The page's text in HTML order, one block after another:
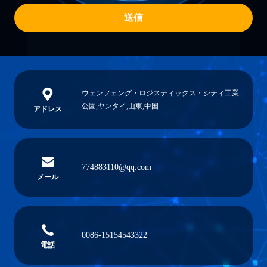
送信
アドレス
ウェンフェング・ロジスティックス・シティ工業
公園,ヤンタイ,山東,中国
メール
774883110@qq.com
電話
0086-15154543322